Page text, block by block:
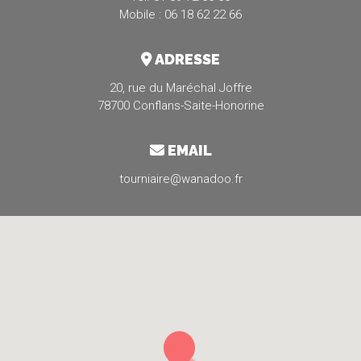
Mobile : 06 18 62 22 66
ADRESSE
20, rue du Maréchal Joffre
78700 Conflans-Saite-Honorine
EMAIL
tourniaire@wanadoo.fr